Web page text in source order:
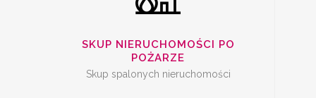
SKUP NIERUCHOMOŚCI PO
POŻARZE
Skup spalonych nieruchomości
SKUP
PROBLEMAMI